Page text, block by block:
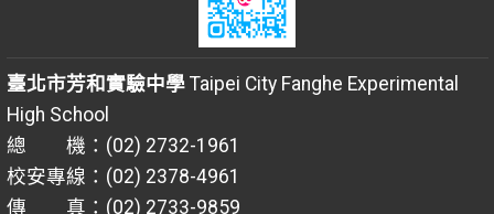
臺北市芳和實驗中學Taipei City Fanghe Experimental
High School
總 機：(02) 2732-1961
校安專線：(02) 2378-4961
傳 真：(02) 2733-9859